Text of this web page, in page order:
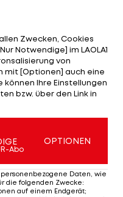
Marko
Zwecken, Cookies
Notwendige] im LAOLA1
von
mit [Optionen] auch eine
können Ihre Einstellungen
bzw. über den Link in
Abo
OPTIONEN
Daten, wie
die folgenden Zwecke:
auf einem Endgerät;